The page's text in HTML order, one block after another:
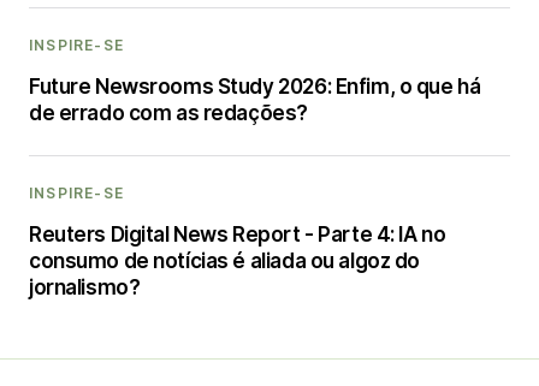
INSPIRE-SE
Future Newsrooms Study 2026: Enfim, o que há
de errado com as redações?
INSPIRE-SE
Reuters Digital News Report - Parte 4: IA no
consumo de notícias é aliada ou algoz do
jornalismo?